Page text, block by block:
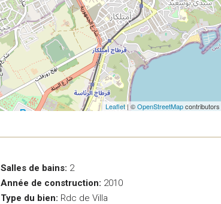
Leaflet| ©OpenStreetMapcontributors
Salles de bains: 2
Année de construction: 2010
Type du bien: Rdc de Villa